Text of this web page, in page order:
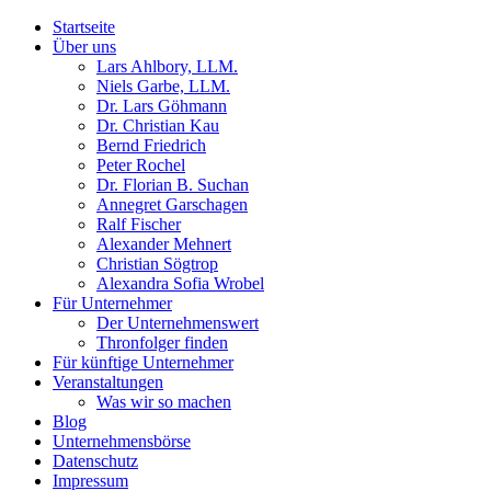
Startseite
Über uns
Lars Ahlbory, LLM.
Niels Garbe, LLM.
Dr. Lars Göhmann
Dr. Christian Kau
Bernd Friedrich
Peter Rochel
Dr. Florian B. Suchan
Annegret Garschagen
Ralf Fischer
Alexander Mehnert
Christian Sögtrop
Alexandra Sofia Wrobel
Für Unternehmer
Der Unternehmenswert
Thronfolger finden
Für künftige Unternehmer
Veranstaltungen
Was wir so machen
Blog
Unternehmensbörse
Datenschutz
Impressum